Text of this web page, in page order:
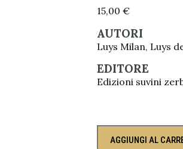
15,00 €
AUTORI
Luys Milan, Luys
EDITORE
Edizioni suvini
AGGIUNGI AL